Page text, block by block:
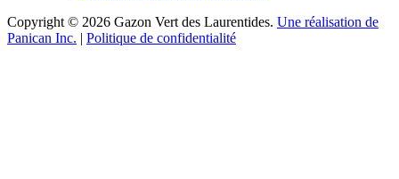
Copyright © 2026 Gazon Vert des Laurentides. Une réalisation de
Panican Inc. | Politique de confidentialité